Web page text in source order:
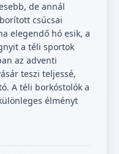
de annál
csúcsai
elegendő hó esik, a
a téli sportok
az adventi
teszi teljessé,
A téli borkóstolók a
élményt